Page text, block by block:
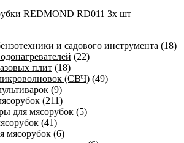
REDMOND RD011 3х шт
и садового инструмента (18)
(22)
плит (18)
(СВЧ) (49)
(9)
(211)
для мясорубок (5)
(41)
мясорубок (6)